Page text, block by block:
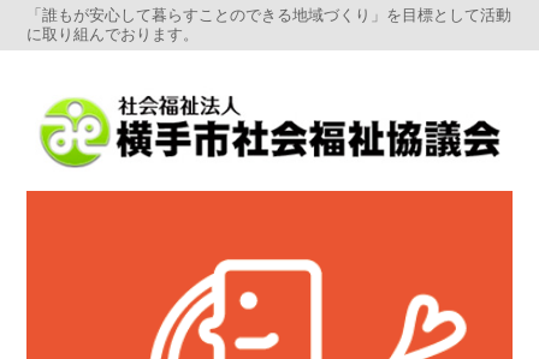
「誰もが安心して暮らすことのできる地域づくり」を目標として活動
に取り組んでおります。